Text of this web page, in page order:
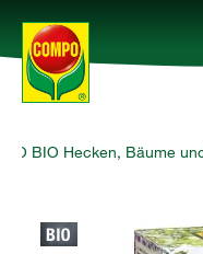
Produkte
Ratgeber
BIO Hecken, Bäume